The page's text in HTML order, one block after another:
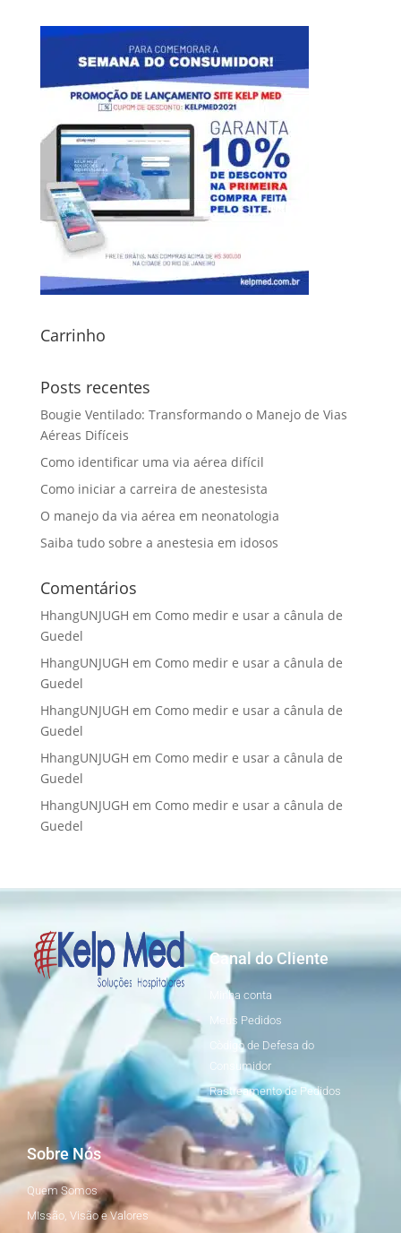
Carrinho
Posts recentes
Bougie Ventilado: Transformando o Manejo de Vias
Aéreas Difíceis
Como identificar uma via aérea difícil
Como iniciar a carreira de anestesista
O manejo da via aérea em neonatologia
Saiba tudo sobre a anestesia em idosos
Comentários
HhangUNJUGH em Como medir e usar a cânula de
Guedel
HhangUNJUGH em Como medir e usar a cânula de
Guedel
HhangUNJUGH em Como medir e usar a cânula de
Guedel
HhangUNJUGH em Como medir e usar a cânula de
Guedel
HhangUNJUGH em Como medir e usar a cânula de
Guedel
Canal do Cliente
Minha conta
Meus Pedidos
Còdigo de Defesa do
Consumidor
Rastreamento de Pedidos
Sobre Nós
Quem Somos
MIssão, Visão e Valores